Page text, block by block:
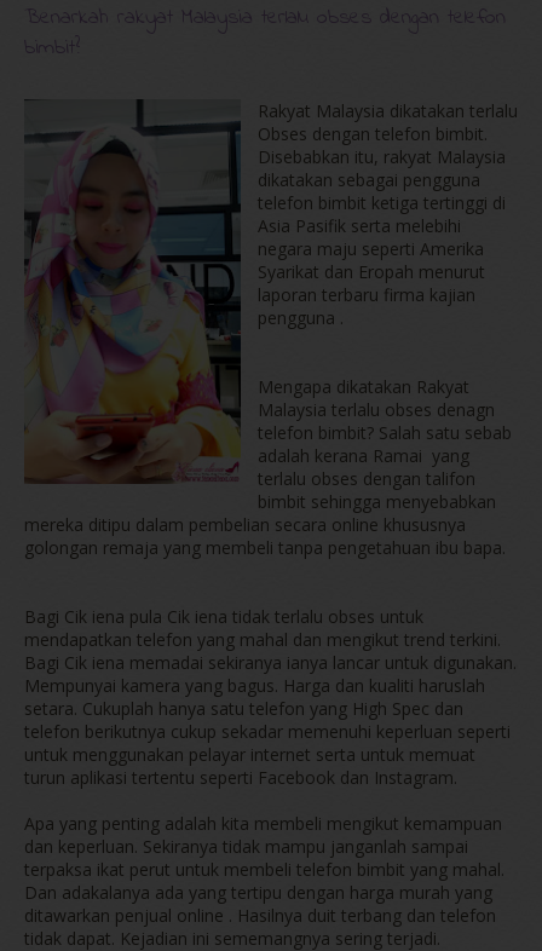
Benarkah rakyat Malaysia terlalu obses dengan telefon
bimbit?
Rakyat Malaysia dikatakan terlalu
Obses dengan telefon bimbit.
Disebabkan itu, rakyat Malaysia
dikatakan sebagai pengguna
telefon bimbit ketiga tertinggi di
Asia Pasifik serta melebihi
negara maju seperti Amerika
Syarikat dan Eropah menurut
laporan terbaru firma kajian
pengguna .
Mengapa dikatakan Rakyat
Malaysia terlalu obses denagn
telefon bimbit? Salah satu sebab
adalah kerana Ramai yang
terlalu obses dengan talifon
bimbit sehingga menyebabkan
mereka ditipu dalam pembelian secara online khususnya
golongan remaja yang membeli tanpa pengetahuan ibu bapa.
Bagi Cik iena pula Cik iena tidak terlalu obses untuk
mendapatkan telefon yang mahal dan mengikut trend terkini.
Bagi Cik iena memadai sekiranya ianya lancar untuk digunakan.
Mempunyai kamera yang bagus. Harga dan kualiti haruslah
setara. Cukuplah hanya satu telefon yang High Spec dan
telefon berikutnya cukup sekadar memenuhi keperluan seperti
untuk menggunakan pelayar internet serta untuk memuat
turun aplikasi tertentu seperti Facebook dan Instagram.
Apa yang penting adalah kita membeli mengikut kemampuan
dan keperluan. Sekiranya tidak mampu janganlah sampai
terpaksa ikat perut untuk membeli telefon bimbit yang mahal.
Dan adakalanya ada yang tertipu dengan harga murah yang
ditawarkan penjual online . Hasilnya duit terbang dan telefon
tidak dapat. Kejadian ini sememangnya sering terjadi.